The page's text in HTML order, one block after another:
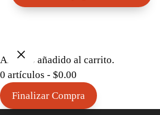
Artículo añadido al carrito.
0 artículos - $0.00
Finalizar Compra